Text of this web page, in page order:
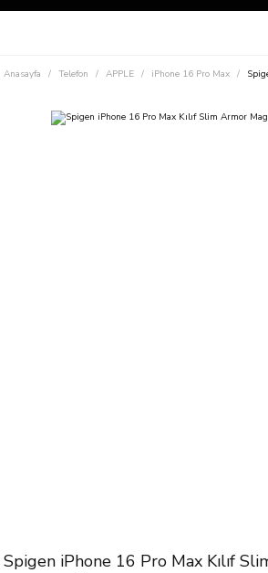
Siparişleriniz
Süper İndirimli Fiyatlar
Anasayfa Telefon APPLE iPhone 16 Pro Max
Spigen iPhone 16 Pro Max Kılıf